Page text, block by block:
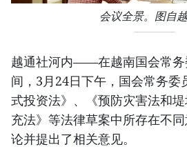
会议全景。图自
越通社河内——在越南国会常务
间，3月24日下午，国会常务委
式投资法》、《预防灾害法和
充法》等法律草案中所存在不
论并提出了相关意见。